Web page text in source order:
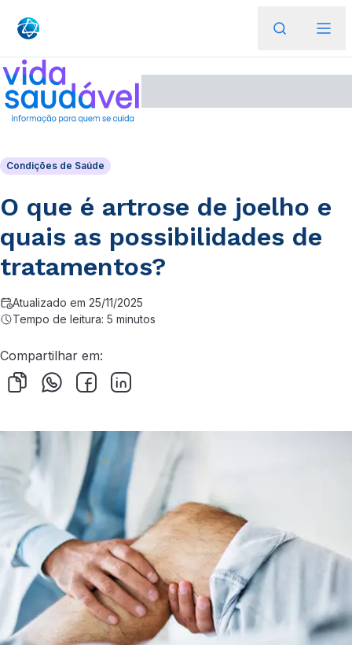
Condições de Saúde
O que é artrose de joelho e
quais as possibilidades de
tratamentos?
Atualizado em 25/11/2025
Tempo de leitura: 5 minutos
Compartilhar em: